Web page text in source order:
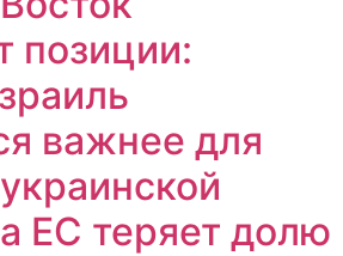
позиции:
важнее для
ЕС теряет долю